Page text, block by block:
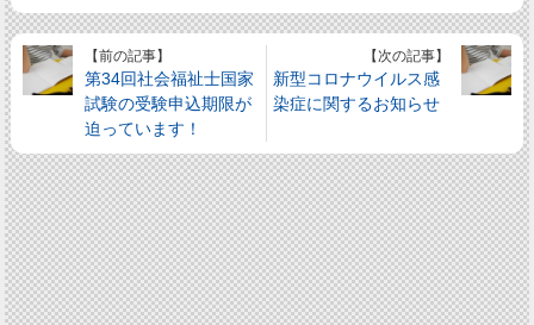
【前の記事】
第34回社会福祉士国家
試験の受験申込期限が
迫っています！
【次の記事】
新型コロナウイルス感
染症に関するお知らせ